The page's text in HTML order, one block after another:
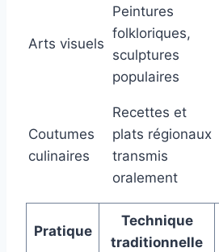
Arts visuels
Peintures
folkloriques,
sculptures
populaires
Coutumes
culinaires
Recettes et
plats régionaux
transmis
oralement
Pratique
Technique
traditionnelle